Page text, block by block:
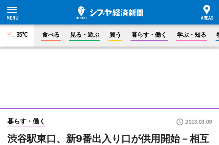
35°C 食べる 見る・遊ぶ 買う 暮らす・働く 学ぶ・知る
暮らす・働く 2013.03.09
渋谷駅東口、新9番出入り口が供用開始－相互